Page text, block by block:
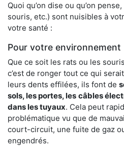
Quoi qu’on dise ou qu’on
souris, etc.) sont nuisibles à
votre santé :
Pour votre environnement
Que ce soit les rats ou les
c’est de ronger tout ce qui
leurs dents effilées, ils font de
sols, les portes, les câbles
dans les tuyaux. Cela peut
problématique vu que de
court-circuit, une fuite de gaz
engendrés.